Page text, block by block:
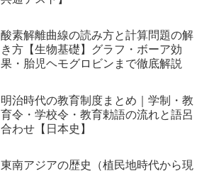
酸素解離曲線の読み方と計算問題の解
き方【生物基礎】グラフ・ボーア効
果・胎児ヘモグロビンまで徹底解説
明治時代の教育制度まとめ｜学制・教
育令・学校令・教育勅語の流れと語呂
合わせ【日本史】
東南アジアの歴史（植民地時代から現